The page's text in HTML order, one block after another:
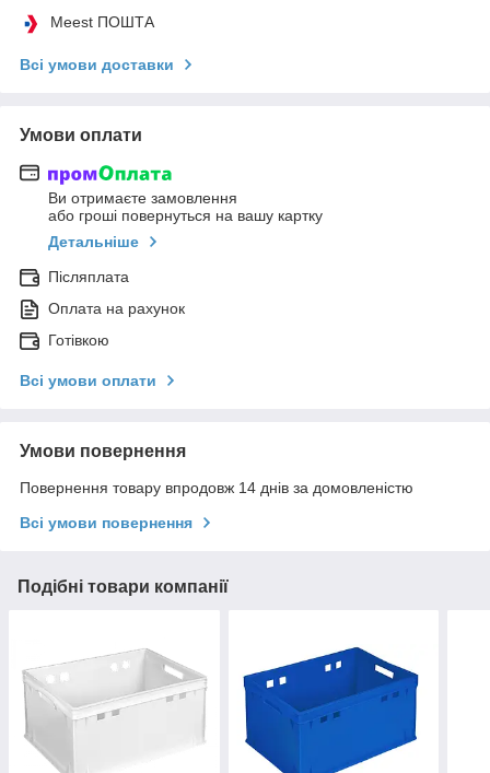
Meest ПОШТА
Всі умови доставки
Умови оплати
Ви отримаєте замовлення
або гроші повернуться на вашу картку
Детальніше
Післяплата
Оплата на рахунок
Готівкою
Всі умови оплати
Умови повернення
Повернення товару впродовж 14 днів за домовленістю
Всі умови повернення
Подібні товари компанії